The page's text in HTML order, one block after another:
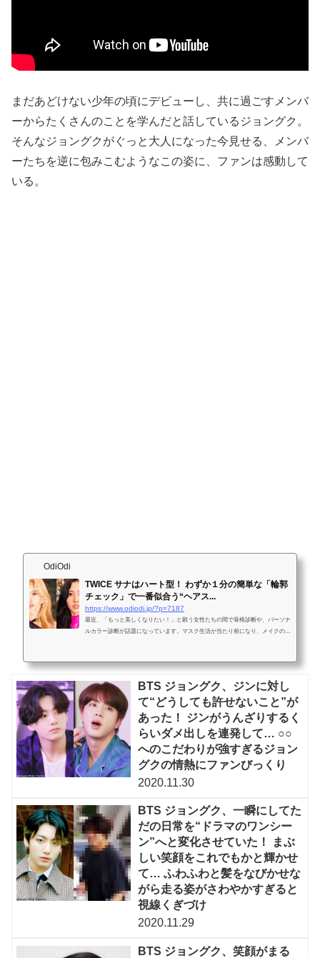
まだあどけない少年の頃にデビューし、共に過ごすメンバ
ーからたくさんのことを学んだと話しているジョングク。
そんなジョングクがぐっと大人になった今見せる、メンバ
ーたちを逆に包みこむようなこの姿に、ファンは感動して
いる。
OdiOdi
TWICE サナはハート型！ わずか１分の簡単な「輪郭
チェック」で一番似合う“ヘアス...
https://www.odiodi.jp/?p=7187
最近、「もっと美しくなりたい！」と願う女性たちの間で骨格診断や、パーソナ
ルカラー診断が話題になっています。マスク生活が当たり前になり、メイクのテ
BTS ジョングク、ジンに対し
て“どうしても許せないこと”が
あった！ ジンがうんざりするく
らいダメ出しを連発して… ○○
へのこだわりが強すぎるジョン
グクの情熱にファンびっくり
2020.11.30
BTS ジョングク、一瞬にしてた
だの日常を“ドラマのワンシー
ン”へと変化させていた！ まぶ
しい笑顔をこれでもかと輝かせ
て… ふわふわと髪をなびかせな
がら走る姿がさわやかすぎると
視線くぎづけ
2020.11.29
BTS ジョングク、笑顔がまる